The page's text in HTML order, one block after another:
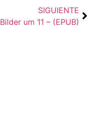
SIGUIENTE
Bilder um 11 – (EPUB)